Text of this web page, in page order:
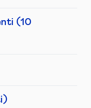
(10